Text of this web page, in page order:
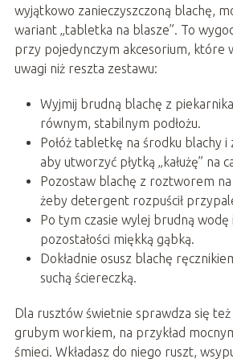
wyjątkowo zanieczyszczoną blachę,
wariant „tabletka na blasze”. To
przy pojedynczym akcesorium, które
uwagi niż reszta zestawu:
Wyjmij brudną blachę z
równym, stabilnym podłożu.
Połóż tabletkę na środku blachy
aby utworzyć płytką „kałużę” na
Pozostaw blachę z roztworem na
żeby detergent rozpuścił
Po tym czasie wylej brudną
pozostałości miękką gąbką.
Dokładnie osusz blachę
suchą ściereczką.
Dla rusztów świetnie sprawdza się
grubym workiem, na przykład
śmieci. Wkładasz do niego ruszt,